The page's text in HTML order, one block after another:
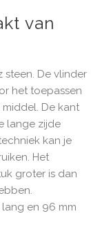
van
steen. De vlinder
het toepassen
middel. De kant
lange zijde
kan je
Het
groter is dan
lang en 96 mm